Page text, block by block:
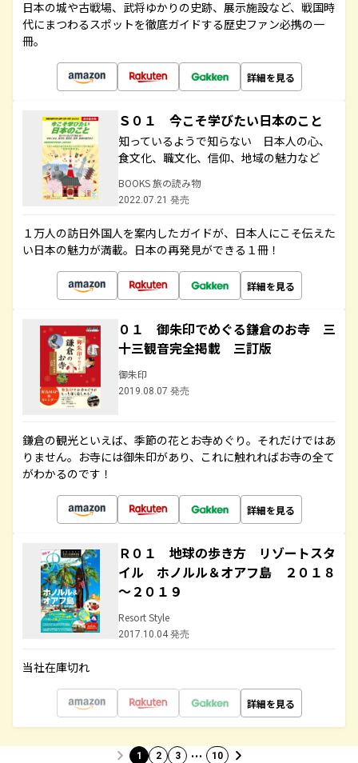
日本の城や古戦場、武将ゆかりの史跡、展示施設など、戦国時
代にまつわるスポットを徹底ガイドする歴史ファン必携の一
冊。
詳細を見る
Ｓ０１ 今こそ学びたい日本のこと
知っているようで知らない 日本人の心、
食文化、職文化、信仰、地域の魅力など
BOOKS 旅の読み物
2022.07.21 発売
１万人の訪日外国人を案内したガイドが、日本人にこそ伝えた
い日本の魅力が満載。日本の再発見ができる１冊！
詳細を見る
０１ 御朱印でめぐる鎌倉のお寺 三
十三観音完全掲載 三訂版
御朱印
2019.08.07 発売
鎌倉の観光といえば、季節の花とお寺めぐり。それだけではあ
りません。お寺には御朱印があり、これに触れればお寺の全て
がわかるのです！
詳細を見る
Ｒ０１ 地球の歩き方 リゾートスタ
イル ホノルル＆オアフ島 ２０１８
～２０１９
Resort Style
2017.10.04 発売
当社在庫切れ
詳細を見る
1 2 3 … 10